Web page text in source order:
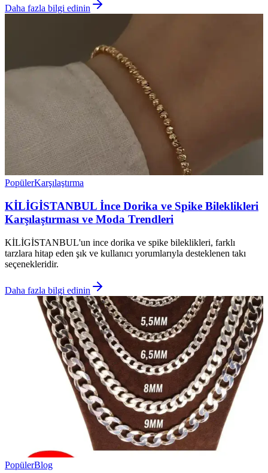
Daha fazla bilgi edinin
PopülerKarşılaştırma
KİLİGİSTANBUL İnce Dorika ve Spike Bileklikleri
Karşılaştırması ve Moda Trendleri
KİLİGİSTANBUL'un ince dorika ve spike bileklikleri, farklı
tarzlara hitap eden şık ve kullanıcı yorumlarıyla desteklenen takı
seçenekleridir.
Daha fazla bilgi edinin
PopülerBlog